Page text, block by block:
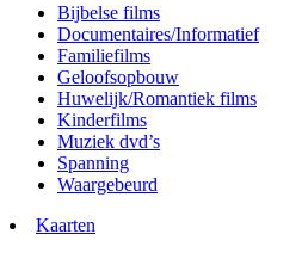
Bijbelse films
Documentaires/Informatief
Familiefilms
Geloofsopbouw
Huwelijk/Romantiek films
Kinderfilms
Muziek dvd’s
Spanning
Waargebeurd
Kaarten